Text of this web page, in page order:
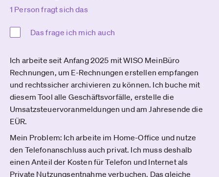
1 Person fragt sich das
Das frage ich mich auch
Ich arbeite seit Anfang 2025 mit WISO MeinBüro
Rechnungen, um E-Rechnungen erstellen empfangen
und rechtssicher archivieren zu können. Ich buche mit
diesem Tool alle Geschäftsvorfälle, erstelle die
Umsatzsteuervoranmeldungen und am Jahresende die
EÜR.
Mein Problem: Ich arbeite im Home-Office und nutze
den Telefonanschluss auch privat. Ich muss deshalb
einen Anteil der Kosten für Telefon und Internet als
Private Nutzungsentnahme verbuchen. Das gleiche